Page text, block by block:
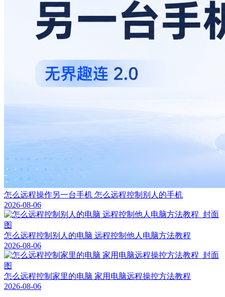
怎么远程操作另一台手机 怎么远程控制别人的手机
2026-08-06
怎么远程控制别人的电脑 远程控制他人电脑方法教程
2026-08-06
怎么远程控制家里的电脑 家用电脑远程操控方法教程
2026-08-06